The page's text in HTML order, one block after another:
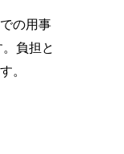
の用事
負担と
。